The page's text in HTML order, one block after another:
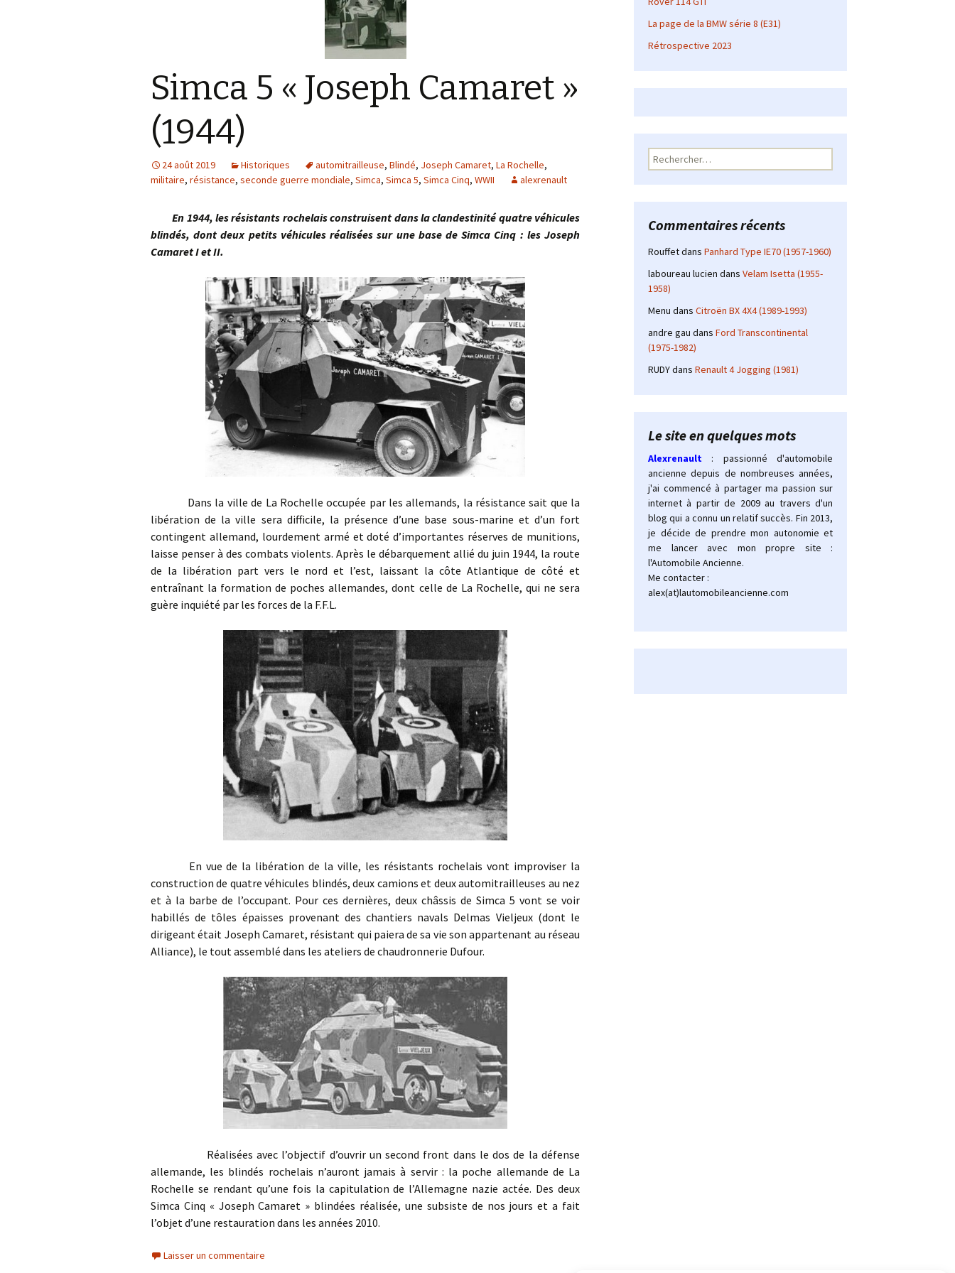
Simca 5 « Joseph Camaret »
(1944)
24 août 2019 Historiques automitrailleuse, Blindé, Joseph Camaret, La Rochelle,
militaire, résistance, seconde guerre mondiale, Simca, Simca 5, Simca Cinq, WWII alexrenault
En 1944, les résistants rochelais construisent dans la clandestinité quatre véhicules
blindés, dont deux petits véhicules réalisées sur une base de Simca Cinq : les Joseph
Camaret I et II.
Dans la ville de La Rochelle occupée par les allemands, la résistance sait que la
libération de la ville sera difficile, la présence d’une base sous-marine et d’un fort
contingent allemand, lourdement armé et doté d’importantes réserves de munitions,
laisse penser à des combats violents. Après le débarquement allié du juin 1944, la route
de la libération part vers le nord et l’est, laissant la côte Atlantique de côté et
entraînant la formation de poches allemandes, dont celle de La Rochelle, qui ne sera
guère inquiété par les forces de la F.F.L.
En vue de la libération de la ville, les résistants rochelais vont improviser la
construction de quatre véhicules blindés, deux camions et deux automitrailleuses au nez
et à la barbe de l’occupant. Pour ces dernières, deux châssis de Simca 5 vont se voir
habillés de tôles épaisses provenant des chantiers navals Delmas Vieljeux (dont le
dirigeant était Joseph Camaret, résistant qui paiera de sa vie son appartenant au réseau
Alliance), le tout assemblé dans les ateliers de chaudronnerie Dufour.
Réalisées avec l’objectif d’ouvrir un second front dans le dos de la défense
allemande, les blindés rochelais n’auront jamais à servir : la poche allemande de La
Rochelle se rendant qu’une fois la capitulation de l’Allemagne nazie actée. Des deux
Simca Cinq « Joseph Camaret » blindées réalisée, une subsiste de nos jours et a fait
l’objet d’une restauration dans les années 2010.
Laisser un commentaire
La page de la BMW série 8 (E31)
Rétrospective 2023
Rechercher :
Commentaires récents
Rouffetdans Panhard Type IE70 (1957-1960)
laboureau lucien dans Velam Isetta (1955-
1958)
Menu dans Citroën BX 4X4 (1989-1993)
andre gau dans Ford Transcontinental
(1975-1982)
RUDYdans Renault 4 Jogging (1981)
Le site en quelques mots
Alexrenault
: passionné d'automobile
ancienne depuis de nombreuses années,
j'ai commencé à partager ma passion sur
internet à partir de 2009 au travers d'un
blog qui a connu un relatif succès. Fin 2013,
je décide de prendre mon autonomie et
me lancer avec mon propre site :
l'Automobile Ancienne.
Me contacter :
alex(at)lautomobileancienne.com